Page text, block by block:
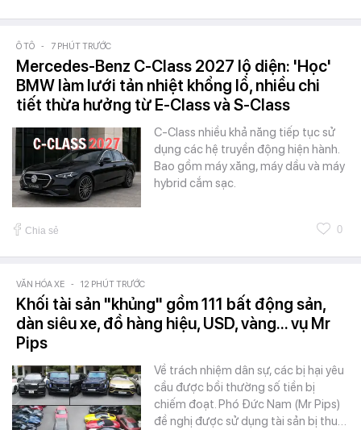
Ô TÔ - 7 PHÚT TRƯỚC
Mercedes-Benz C-Class 2027 lộ diện: 'Học'
BMW làm lưới tản nhiệt khổng lồ, nhiều chi
tiết thừa hưởng từ E-Class và S-Class
C-Class nhiều khả năng tiếp tục sử
dụng các hệ truyền động hiện hành.
Bao gồm máy xăng, máy dầu và máy
hybrid cắm sạc.
Chia sẻ 0
VĂN HÓA XE - 12 PHÚT TRƯỚC
Khối tài sản "khủng" gồm 111 bất động sản,
dàn siêu xe, đồ hàng hiệu, USD, vàng... vụ Mr
Pips
Về trách nhiệm dân sự, các bị hại yêu
cầu được bồi thường số tiền bị
chiếm đoạt. Phó Đức Nam (Mr Pips)
đề nghị được sử dụng tài sản bị thu…